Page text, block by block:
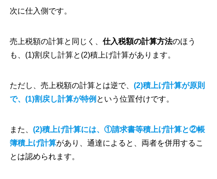
次に仕入側です。
売上税額の計算と同じく、 仕入税額の計算方法のほう
も、(1)割戻し計算と(2)積上げ計算があります。
ただし、売上税額の計算とは逆で、 (2)積上げ計算が原則
で、(1)割戻し計算が特例 という位置付けです。
また、 (2)積上げ計算には、①請求書等積上げ計算と②帳
簿積上げ計算があり、通達によると、両者を併用するこ
とは認められます。